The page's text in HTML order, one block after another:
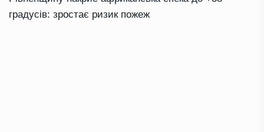
градусів: зростає ризик пожеж